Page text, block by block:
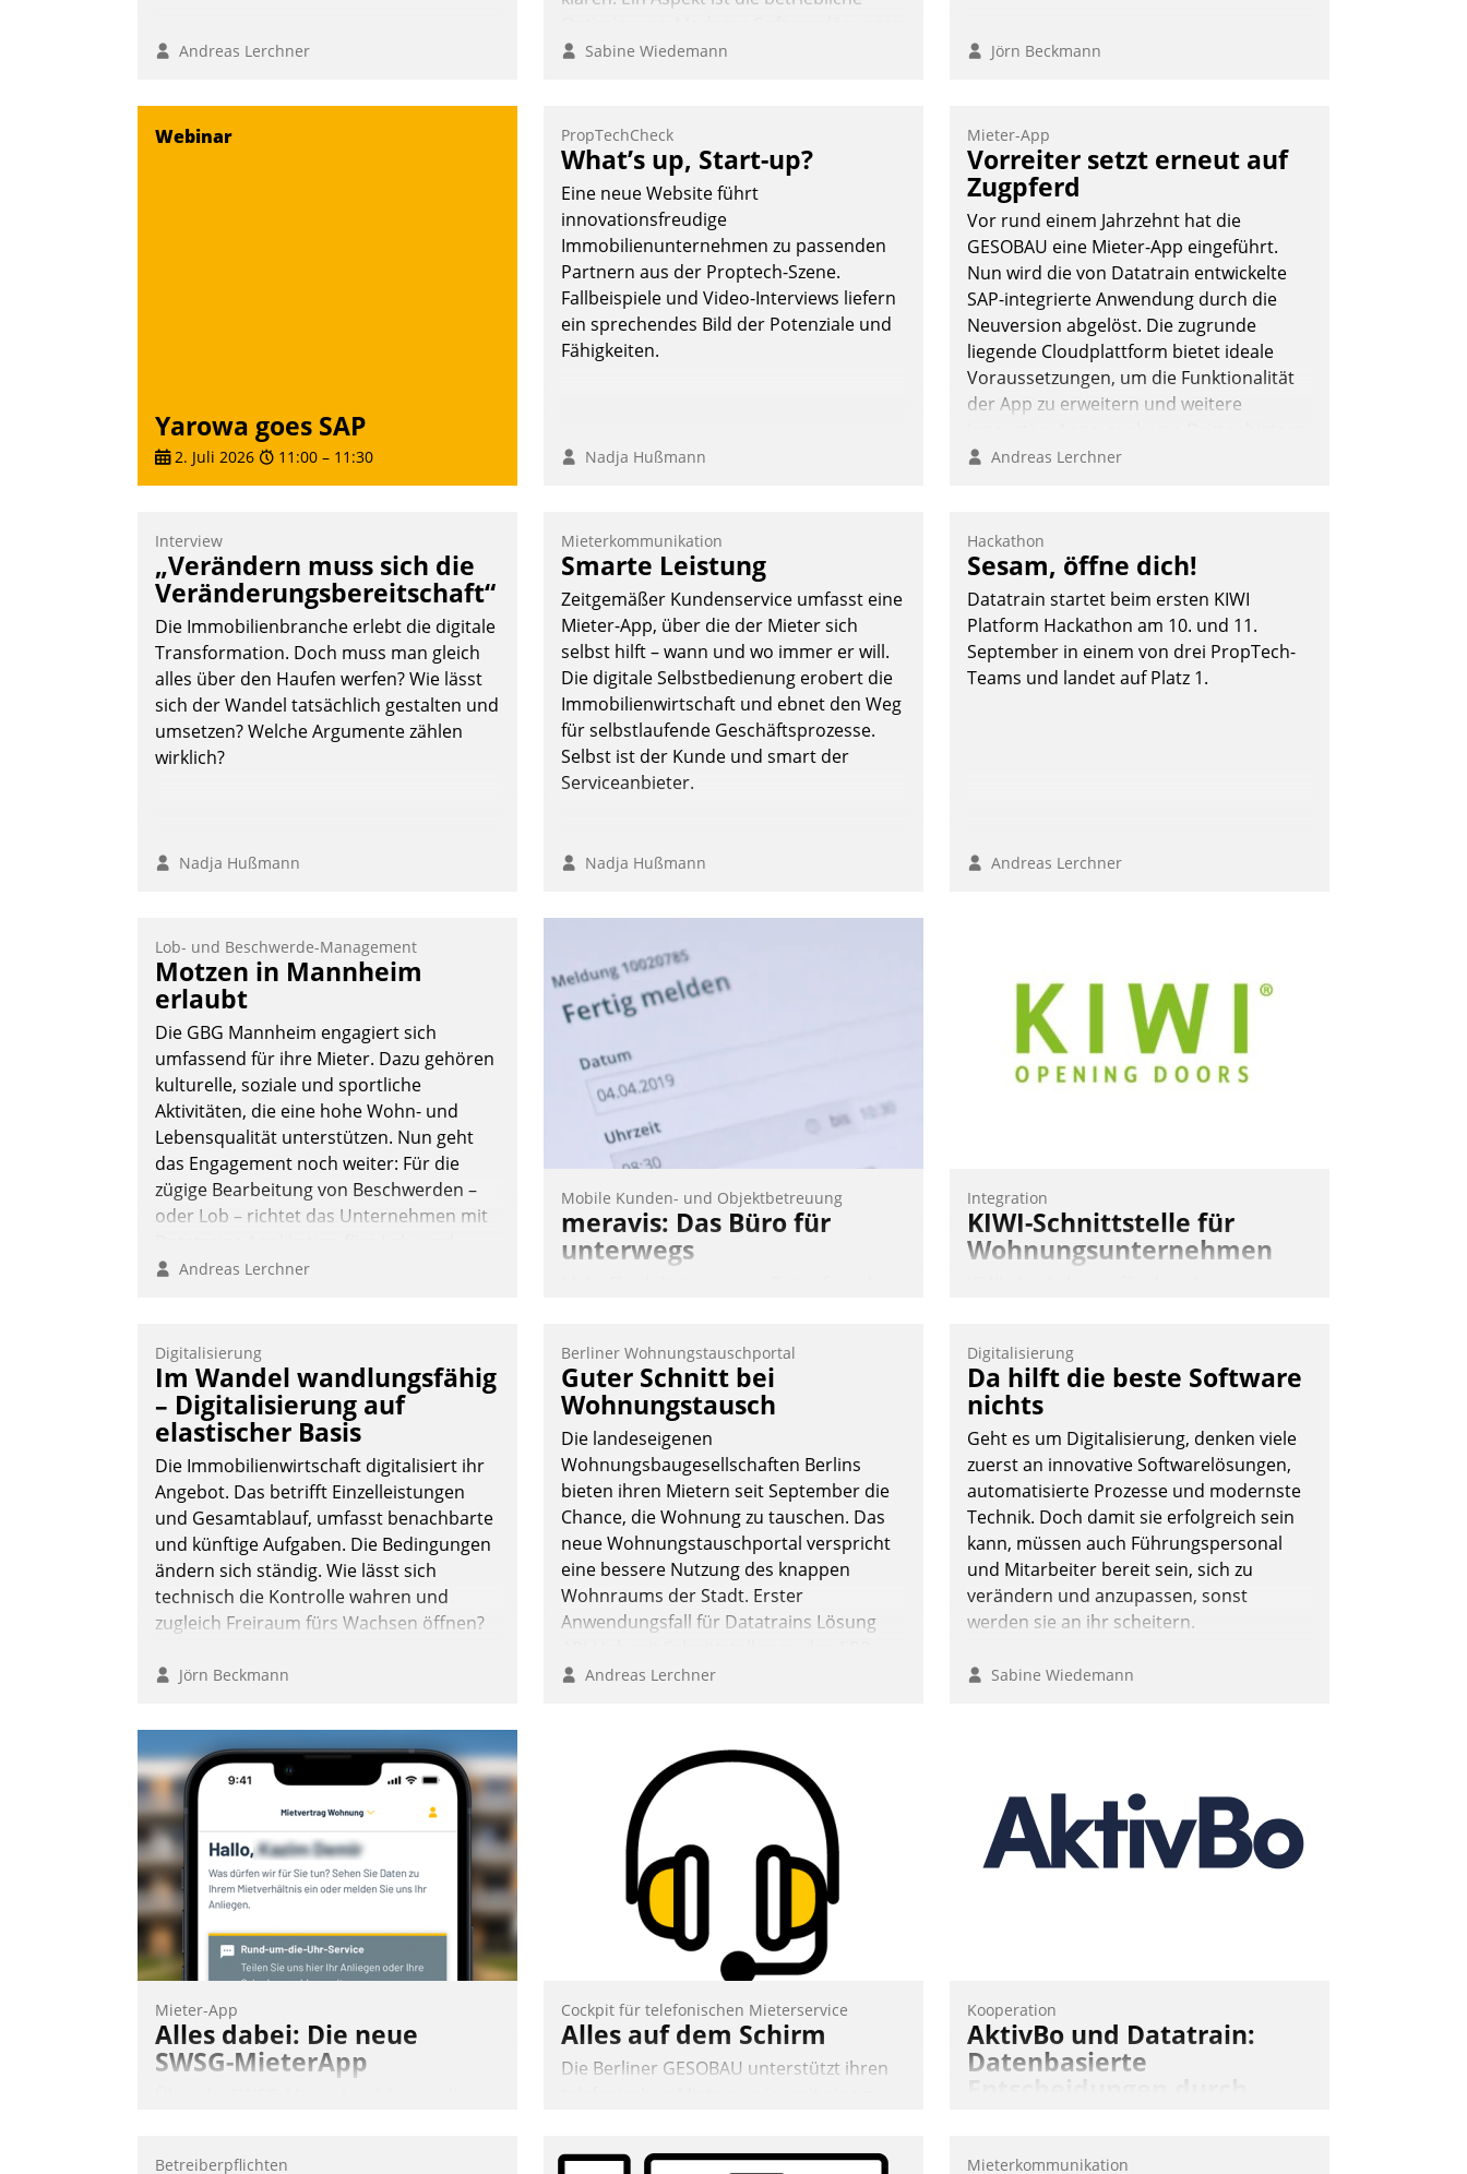
Andreas Lerchner
ermöglichen große Einsparungen durch
Allein mit der Einführung einer neuen
Software ist es nicht getan. Die
Digitalisierung erfordert von
Unternehmen die Bereitschaft, sich zu
überprüfen, zu hinterfragen und zu
verändern.
Sabine Wiedemann Jörn Beckmann
Webinar
Yarowa goes SAP
2. Juli 2026 11:00 – 11:30
PropTechCheck
What’s up, Start-up?
Eine neue Website führt
innovationsfreudige
Immobilienunternehmen zu passenden
Partnern aus der Proptech-Szene.
Fallbeispiele und Video-Interviews liefern
ein sprechendes Bild der Potenziale und
Fähigkeiten.
Nadja Hußmann
Mieter-App
Vorreiter setzt erneut auf
Zugpferd
Vor rund einem Jahrzehnt hat die
GESOBAU eine Mieter-App eingeführt.
Nun wird die von Datatrain entwickelte
SAP-integrierte Anwendung durch die
Neuversion abgelöst. Die zugrunde
liegende Cloudplattform bietet ideale
Voraussetzungen, um die Funktionalität
der App zu erweitern und weitere
in SAP zu integrieren.
Andreas Lerchner
Interview
„Verändern muss sich die
Veränderungsbereitschaft“
Die Immobilienbranche erlebt die digitale
Transformation. Doch muss man gleich
alles über den Haufen werfen? Wie lässt
sich der Wandel tatsächlich gestalten und
umsetzen? Welche Argumente zählen
wirklich?
Nadja Hußmann
Mieterkommunikation
Smarte Leistung
Zeitgemäßer Kundenservice umfasst eine
Mieter-App, über die der Mieter sich
selbst hilft – wann und wo immer er will.
Die digitale Selbstbedienung erobert die
Immobilienwirtschaft und ebnet den Weg
für selbstlaufende Geschäftsprozesse.
Selbst ist der Kunde und smart der
Serviceanbieter.
Nadja Hußmann
Hackathon
Sesam, öffne dich!
Datatrain startet beim ersten KIWI
Platform Hackathon am 10. und 11.
September in einem von drei PropTech-
Teams und landet auf Platz 1.
Andreas Lerchner
Lob- und Beschwerde-Management
Motzen in Mannheim
erlaubt
Die GBG Mannheim engagiert sich
umfassend für ihre Mieter. Dazu gehören
kulturelle, soziale und sportliche
Aktivitäten, die eine hohe Wohn- und
Lebensqualität unterstützen. Nun geht
das Engagement noch weiter: Für die
zügige Bearbeitung von Beschwerden –
oder Lob – richtet das Unternehmen mit
Beschwerde-Management einen eigenen
Andreas Lerchner
Mobile Kunden- und Objektbetreuung
meravis: Das Büro für
unterwegs
Mitarbeiter von Datatrain. Die meravis
Wohnungsbau- und Immobilien GmbH
hat sich dabei für den Betrieb der Lösung
über die SAP Cloud Platform entschieden
- als erstes Unternehmen am
Wohnungsmarkt.
Andreas Lerchner
Integration
KIWI-Schnittstelle für
Wohnungsunternehmen
Softwareentwicklungshaus Datatrain.
Andreas Lerchner
Digitalisierung
Im Wandel wandlungsfähig
– Digitalisierung auf
elastischer Basis
Die Immobilienwirtschaft digitalisiert ihr
Angebot. Das betrifft Einzelleistungen
und Gesamtablauf, umfasst benachbarte
und künftige Aufgaben. Die Bedingungen
ändern sich ständig. Wie lässt sich
technisch die Kontrolle wahren und
zugleich Freiraum fürs Wachsen öffnen?
Jörn Beckmann
Berliner Wohnungstauschportal
Guter Schnitt bei
Wohnungstausch
Die landeseigenen
Wohnungsbaugesellschaften Berlins
bieten ihren Mietern seit September die
Chance, die Wohnung zu tauschen. Das
neue Wohnungstauschportal verspricht
eine bessere Nutzung des knappen
Wohnraums der Stadt. Erster
Anwendungsfall für Datatrains Lösung
Systemen der Unternehmen.
Andreas Lerchner
Digitalisierung
Da hilft die beste Software
nichts
Geht es um Digitalisierung, denken viele
zuerst an innovative Softwarelösungen,
automatisierte Prozesse und modernste
Technik. Doch damit sie erfolgreich sein
kann, müssen auch Führungspersonal
und Mitarbeiter bereit sein, sich zu
verändern und anzupassen, sonst
werden sie an ihr scheitern.
Sabine Wiedemann
Mieter-App
Alles dabei: Die neue
SWSG-MieterApp
Cockpit für telefonischen Mieterservice
Alles auf dem Schirm
Die Berliner GESOBAU unterstützt ihren
Kooperation
AktivBo und Datatrain:
Datenbasierte
Betreiberpflichten Mieterkommunikation